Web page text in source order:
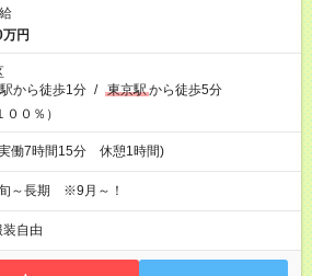
円
から徒歩1分 / 東京駅から徒歩5分
０％）
働7時間15分 休憩1時間)
～長期 ※9月～！
装自由